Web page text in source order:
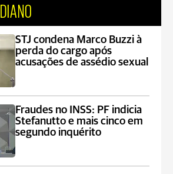
STJ condena Marco Buzzi à
perda do cargo após
acusações de assédio sexual
Fraudes no INSS: PF indicia
Stefanutto e mais cinco em
segundo inquérito